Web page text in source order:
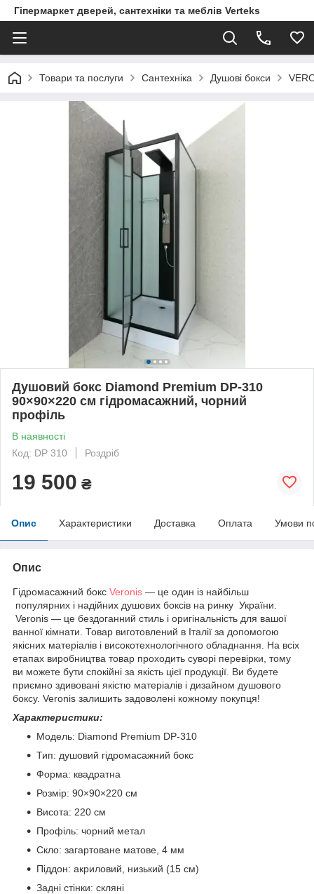
Гіпермаркет дверей, сантехніки та меблів Verteks
Товари та послуги Сантехніка Душові бокси
Душовий бокс Diamond Premium DP-310
90×90×220 см гідромасажний, чорний
профіль
В наявності
Код: DP 310
Роздріб
19 500 ₴
Опис Характеристики Доставка Оплата Умови
Опис
Гідромасажний бокс Veronis — це один із найбільш
популярних і надійних душових боксів на ринку України.
Veronis — це бездоганний стиль і оригінальність для вашої
ванної кімнати. Товар виготовлений в Італії за допомогою
якісних матеріалів і високотехнологічного обладнання. На всіх
етапах виробництва товар проходить суворі перевірки, тому
ви можете бути спокійні за якість цієї продукції. Ви будете
приємно здивовані якістю матеріалів і дизайном душового
боксу. Veronis залишить задоволені кожному покупця!
Характеристики:
Модель: Diamond Premium DP-310
Тип: душовий гідромасажний бокс
Форма: квадратна
Розмір: 90×90×220 см
Висота: 220 см
Профіль: чорний метал
Скло: загартоване матове, 4 мм
Піддон: акриловий, низький (15 см)
Задні стінки: скляні